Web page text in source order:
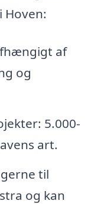
af
og
5.000-
art.
til
og kan